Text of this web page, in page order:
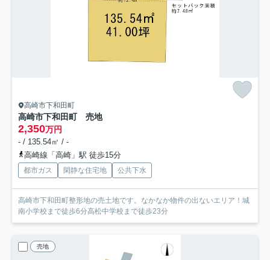
高崎市下和田町
高崎市下和田町 売地
2,350万円
- / 135.54㎡ / -
高崎線「高崎」駅 徒歩15分
都市ガス 閑静な住宅地 公共下水
高崎市下和田町整形地の売土地です。なかなか物件の出ないエリア！城
南小学校まで徒歩6分高松中学校まで徒歩23分
売地